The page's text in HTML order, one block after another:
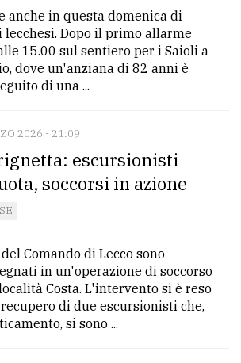
anche in questa domenica di
lecchesi. Dopo il primo allarme
15.00 sul sentiero per i Saioli a
dove un'anziana di 82 anni è
di una ...
2026 - 21:09
escursionisti
soccorsi in azione
Comando di Lecco sono
in un'operazione di soccorso
Costa. L'intervento si è reso
di due escursionisti che,
si sono ...